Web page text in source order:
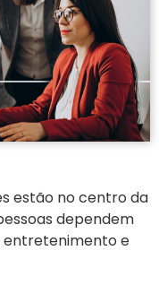
estão no centro da
dependem
entretenimento e